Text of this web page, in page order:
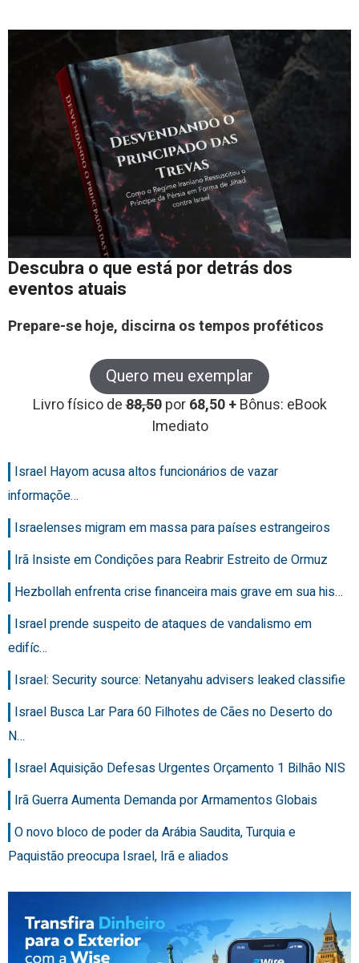
Descubra o que está por detrás dos
eventos atuais
Prepare-se hoje, discirna os tempos proféticos
Quero meu exemplar
Livro físico de88,50 por68,50 +Bônus: eBook
Imediato
Israel Hayom acusa altos funcionários de vazar
informaçõe…
Israelenses migram em massa para países estrangeiros
Irã Insiste em Condições para Reabrir Estreito de Ormuz
Hezbollah enfrenta crise financeira mais grave em sua his…
Israel prende suspeito de ataques de vandalismo em
edifíc…
Israel: Security source: Netanyahu advisers leaked classifie
Israel Busca Lar Para 60 Filhotes de Cães no Deserto do
N…
Israel Aquisição Defesas Urgentes Orçamento 1 Bilhão NIS
Irã Guerra Aumenta Demanda por Armamentos Globais
O novo bloco de poder da Arábia Saudita, Turquia e
Paquistão preocupa Israel, Irã e aliados